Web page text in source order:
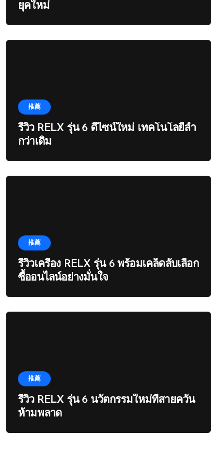
ยุคใหม่
推薦
รีวิว RELX รุ่น 6 ดีไซน์ใหม่ เทคโนโลยีล้ำ
กว่าเดิม
推薦
รีวิวเครื่อง RELX รุ่น 6 พร้อมเคล็ดลับเลือก
ซื้ออนไลน์อย่างมั่นใจ
推薦
รีวิว RELX รุ่น 6 นวัตกรรมใหม่ที่สายควัน
ห้ามพลาด